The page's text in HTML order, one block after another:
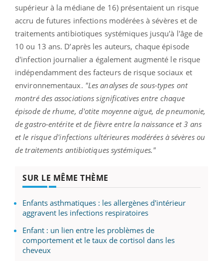
supérieur à la médiane de 16) présentaient un risque
accru de futures infections modérées à sévères et de
traitements antibiotiques systémiques jusqu'à l'âge de
10 ou 13 ans. D’après les auteurs, chaque épisode
d'infection journalier a également augmenté le risque
indépendamment des facteurs de risque sociaux et
environnementaux. "Les analyses de sous-types ont
montré des associations significatives entre chaque
épisode de rhume, d'otite moyenne aiguë, de pneumonie,
de gastro-entérite et de fièvre entre la naissance et 3 ans
et le risque d'infections ultérieures modérées à sévères ou
de traitements antibiotiques systémiques."
SUR LE MÊME THÈME
Enfants asthmatiques : les allergènes d'intérieur
aggravent les infections respiratoires
Enfant : un lien entre les problèmes de
comportement et le taux de cortisol dans les
cheveux